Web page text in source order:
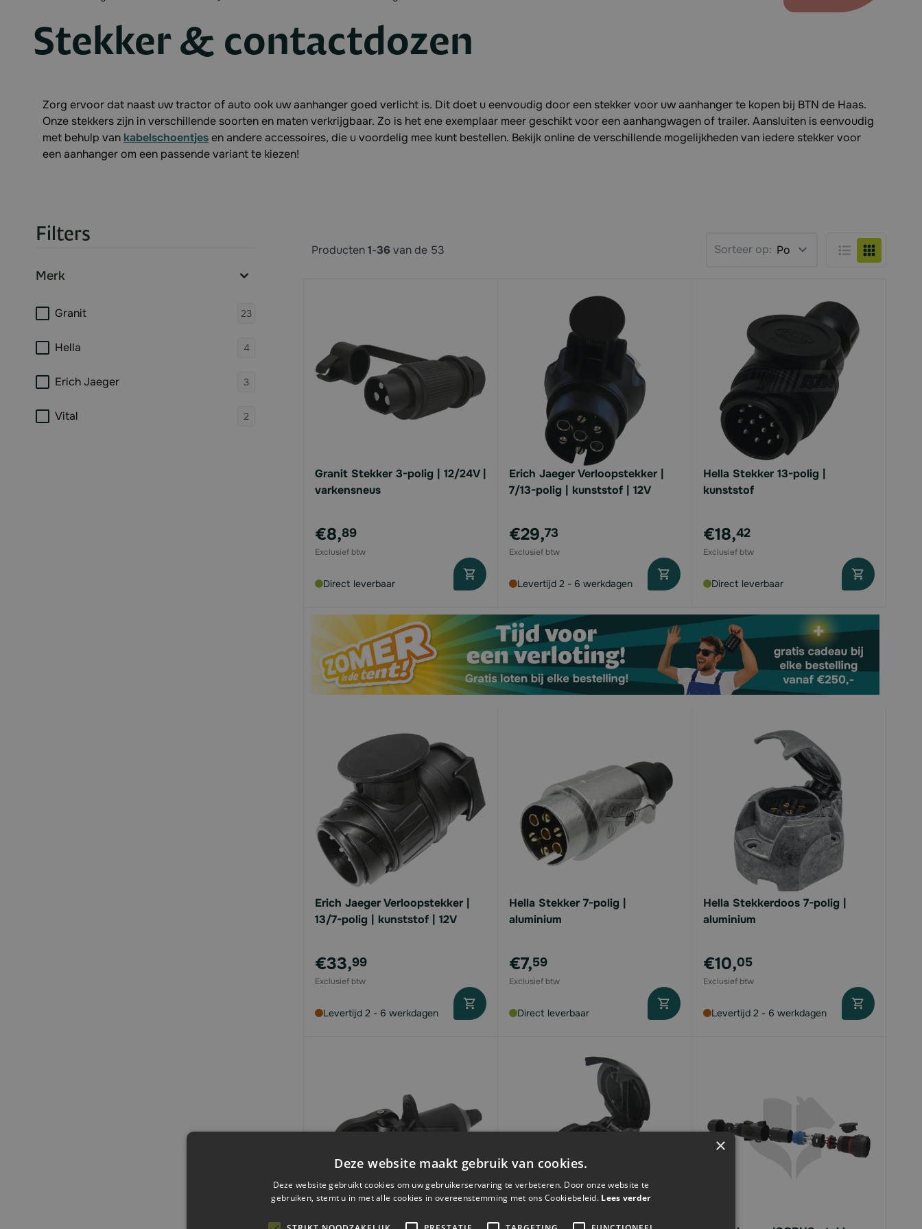
Stekker & contactdozen
Zorg ervoor dat naast uw tractor of auto ook uw aanhanger goed verlicht is. Dit doet u eenvoudig door een stekker voor uw aanhanger te kopen bij BTN de Haas.
Onze stekkers zijn in verschillende soorten en maten verkrijgbaar. Zo is het ene exemplaar meer geschikt voor een aanhangwagen of trailer. Aansluiten is eenvoudig
met behulp van kabelschoentjesen andere accessoires, die u voordelig mee kunt bestellen. Bekijk online de verschillende mogelijkheden van iedere stekker voor
een aanhanger om een passende variant te kiezen!
Filters
Merk
Granit 23
Hella 4 products available
Erich Jaeger 3 products available
Vital 2
Producten1-36van de 53 Sorteer op: Foto-tabel
Lijst
Granit Stekker 3-polig | 12/24V |
varkensneus
€8,89
Direct leverbaar
Erich Jaeger Verloopstekker |
7/13-polig | kunststof | 12V
€29,73
Levertijd 2 - 6 werkdagen
Hella Stekker 13-polig |
kunststof
€18,42
Direct leverbaar
Erich Jaeger Verloopstekker |
13/7-polig | kunststof | 12V
€33,99
Levertijd 2 - 6 werkdagen
Hella Stekker 7-polig |
aluminium
€7,59
Direct leverbaar
Hella Stekkerdoos 7-polig |
aluminium
€10,05
Levertijd 2 - 6 werkdagen
×
Deze website maakt gebruik van cookies.
Deze website gebruikt cookies om uw gebruikerservaring te verbeteren. Door onze website te
gebruiken, stemt u in met alle cookies in overeenstemming met ons Cookiebeleid. Lees verder